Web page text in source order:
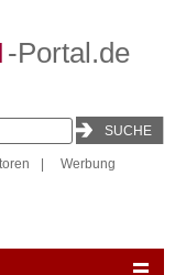
-Portal.de
Werbung